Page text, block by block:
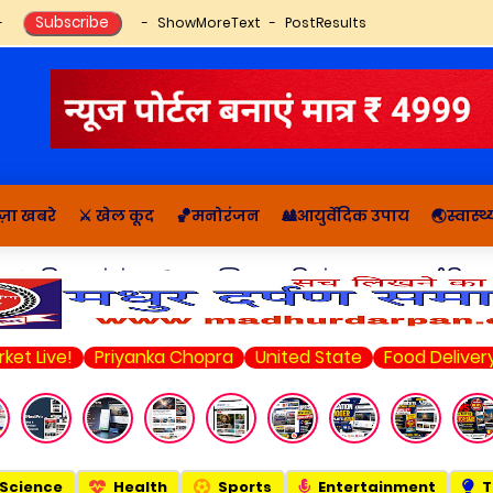
ShowMoreText PostResults
खबरे ⚔️ खेल कूद 🏀मनोरंजन 🎎आयुर्वेदिक उपाय
🔬राशिफल, पंचांग 📚आध्यात्मिक कहानियां व ज्ञान राजनीति
Priyanka Chopra United State Food Delivery
Science Health Sports Entertainment